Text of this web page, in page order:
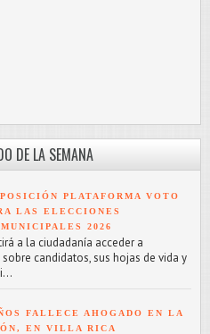
DE LA SEMANA
PLATAFORMA VOTO
LAS ELECCIONES
2026
a la ciudadanía acceder a
candidatos, sus hojas de vida y
FALLECE AHOGADO EN LA
EN VILLA RICA